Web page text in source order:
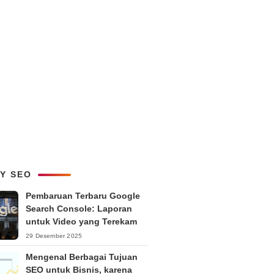
SEO
Pembaruan Terbaru Google
Search Console: Laporan
untuk Video yang Terekam
29 Desember 2025
Mengenal Berbagai Tujuan
SEO untuk Bisnis, karena